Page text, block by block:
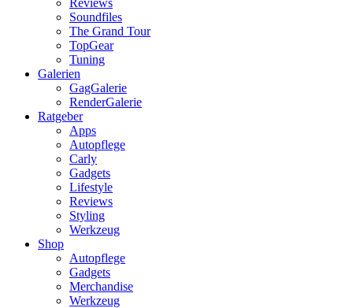
Reviews
Soundfiles
The Grand Tour
TopGear
Tuning
Galerien
GagGalerie
RenderGalerie
Ratgeber
Apps
Autopflege
Carly
Gadgets
Lifestyle
Reviews
Styling
Werkzeug
Shop
Autopflege
Gadgets
Merchandise
Werkzeug